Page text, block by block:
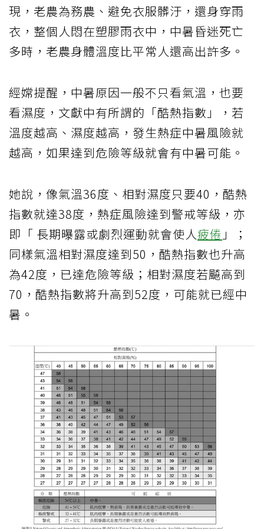
現，老農為務農、避免衣服髒汙，還身穿雨
衣，整個人悶在塑膠雨衣中，中暑昏迷死亡
多時，老農身體溫度比平常人還高出許多。
經嫦提醒，中暑原因一般不只看氣溫，也要
看濕度，文獻中有所謂的「酷熱指數」，若
溫度越高、濕度越高，發生熱症中暑風險就
越高，如果達到危險等級就會有中暑可能。
她說，像氣溫36度、相對濕度只要40，酷熱
指數就達38度，熱症風險達到警戒等級，亦
即「 長期曝露或劇烈運動就會使人疲倦 」；
同樣氣溫相對濕度達到50，酷熱指數也升高
為42度，已達危險等級；相對濕度若飇高到
70，酷熱指數將升高到52度，可能就已經中
暑。